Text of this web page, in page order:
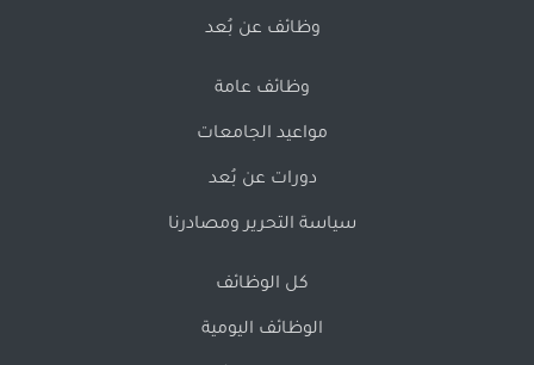
وظائف عن بُعد
وظائف عامة
مواعيد الجامعات
دورات عن بُعد
سياسة التحرير ومصادرنا
كل الوظائف
الوظائف اليومية